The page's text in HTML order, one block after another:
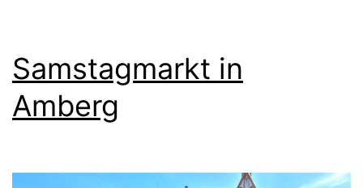
Samstagmarkt in
Amberg